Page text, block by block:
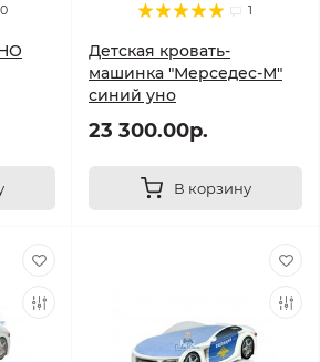
0 1
Детская кровать-
машинка "Мерседес-М"
синий уно
23 300.00р.
В корзину